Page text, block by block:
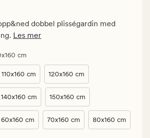
kr
dobbel plisségardin med
Les mer
cm
110x160 cm 120x160 cm
140x160 cm 150x160 cm
60x160 cm 70x160 cm 80x160 cm